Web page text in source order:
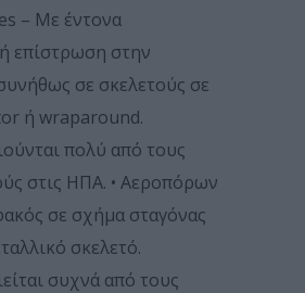
– Με έντονα
επίστρωση στην
σε σκελετούς σε
ή wraparound.
πολύ από τους
στις ΗΠΑ. • Αεροπόρων
σε σχήμα σταγόνας
σκελετό.
συχνά από τους